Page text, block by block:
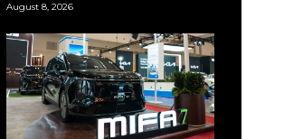
August 8, 2026